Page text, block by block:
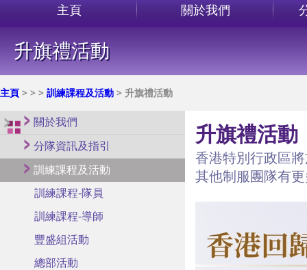
主頁 關於我們
升旗禮活動
主頁 > > > 訓練課程及活動 > 升旗禮活動
關於我們
分隊資訊及指引
訓練課程及活動
訓練課程-隊員
訓練課程-導師
豐盛組活動
總部活動
升旗禮活動
香港特別行政區
其他制服團隊有